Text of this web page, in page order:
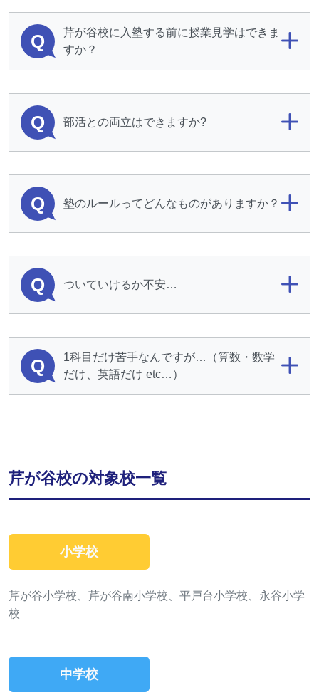
Q
芹が谷校に入塾する前に授業見学はできま
すか？
Q 部活との両立はできますか?
Q 塾のルールってどんなものがありますか？
Q ついていけるか不安…
Q
1科目だけ苦手なんですが…（算数・数学
だけ、英語だけ etc…）
芹が谷校の対象校一覧
小学校
芹が谷小学校、芹が谷南小学校、平戸台小学校、永谷小学
校
中学校